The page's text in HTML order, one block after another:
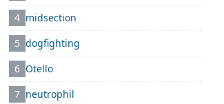
4 midsection
5 dogfighting
6 Otello
7 neutrophil